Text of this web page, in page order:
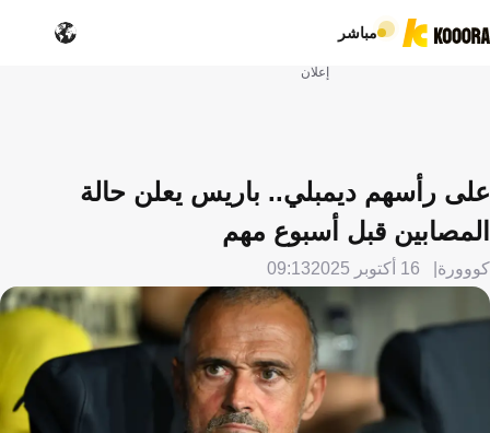
مباشر
إعلان
على رأسهم ديمبلي.. باريس يعلن حالة
المصابين قبل أسبوع مهم
كووورة 16 أكتوبر 2025 09:13